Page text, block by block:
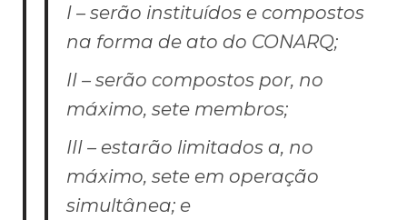
I – serão instituídos e compostos
na forma de ato do CONARQ;
II – serão compostos por, no
máximo, sete membros;
III – estarão limitados a, no
máximo, sete em operação
simultânea; e